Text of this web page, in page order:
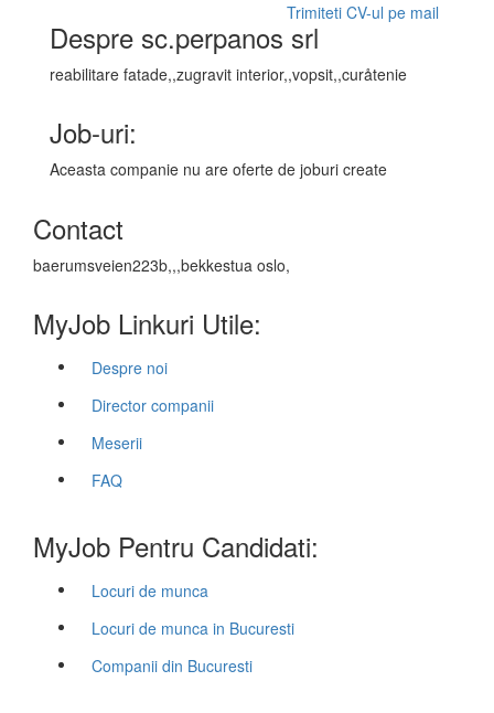
Trimiteti CV-ul pe mail
Despre sc.perpanos srl
reabilitare fatade,,zugravit interior,,vopsit,,curåtenie
Job-uri:
Aceasta companie nu are oferte de joburi create
Contact
baerumsveien223b,,,bekkestua oslo,
MyJob Linkuri Utile:
Despre noi
Director companii
Meserii
FAQ
MyJob Pentru Candidati:
Locuri de munca
Locuri de munca in Bucuresti
Companii din Bucuresti